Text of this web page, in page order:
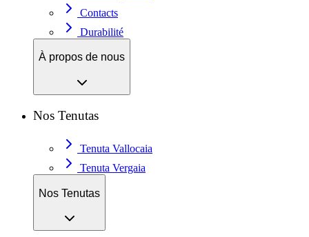
Contacts
Durabilité
À propos de nous
Nos Tenutas
Tenuta Vallocaia
Tenuta Vergaia
Nos Tenutas